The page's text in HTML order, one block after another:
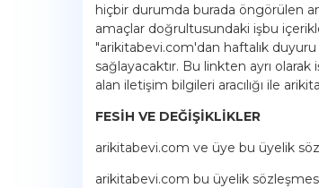
hiçbir durumda burada öngörülen
amaçlar doğrultusundaki işbu
"arikitabevi.com'dan haftalık duyuru
sağlayacaktır. Bu linkten ayrı
alan iletişim bilgileri aracılığı ile
FESİH VE DEĞİŞİKLİKLER
arikitabevi.com ve üye bu üyelik
arikitabevi.com bu üyelik